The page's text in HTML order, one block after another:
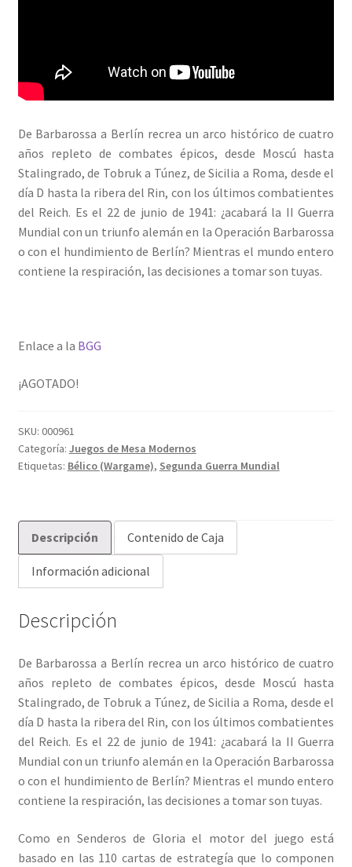
De Barbarossa a Berlín recrea un arco histórico de cuatro
años repleto de combates épicos, desde Moscú hasta
Stalingrado, de Tobruk a Túnez, de Sicilia a Roma, desde el
día D hasta la ribera del Rin, con los últimos combatientes
del Reich. Es el 22 de junio de 1941: ¿acabará la II Guerra
Mundial con un triunfo alemán en la Operación Barbarossa
o con el hundimiento de Berlín? Mientras el mundo entero
contiene la respiración, las decisiones a tomar son tuyas.
Enlace a la BGG
¡AGOTADO!
SKU: 000961
Categoría: Juegos de Mesa Modernos
Etiquetas: Bélico (Wargame), Segunda Guerra Mundial
Descripción Contenido de Caja
Información adicional
Descripción
De Barbarossa a Berlín recrea un arco histórico de cuatro
años repleto de combates épicos, desde Moscú hasta
Stalingrado, de Tobruk a Túnez, de Sicilia a Roma, desde el
día D hasta la ribera del Rin, con los últimos combatientes
del Reich. Es el 22 de junio de 1941: ¿acabará la II Guerra
Mundial con un triunfo alemán en la Operación Barbarossa
o con el hundimiento de Berlín? Mientras el mundo entero
contiene la respiración, las decisiones a tomar son tuyas.
Como en Senderos de Gloria el motor del juego está
basado en las 110 cartas de estrategía que lo componen